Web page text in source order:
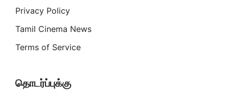
Privacy Policy
Tamil Cinema News
Terms of Service
தொடர்ப்புக்கு